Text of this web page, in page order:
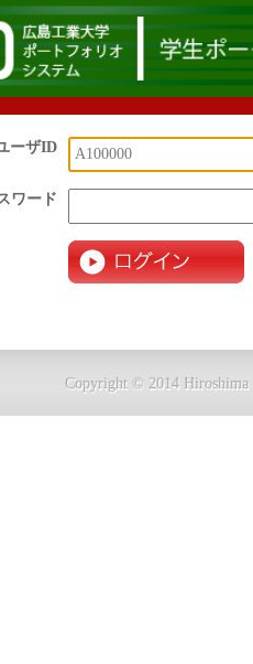
ーザID
ワード
Copyright © 2014 Hiroshima